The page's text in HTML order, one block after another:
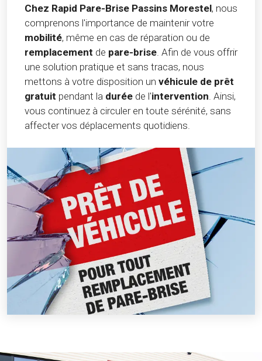
Chez Rapid Pare-Brise Passins Morestel, nous
comprenons l'importance de maintenir votre
mobilité, même en cas de réparation ou de
remplacement de pare-brise. Afin de vous offrir
une solution pratique et sans tracas, nous
mettons à votre disposition un véhicule de prêt
gratuit pendant la durée de l'intervention. Ainsi,
vous continuez à circuler en toute sérénité, sans
affecter vos déplacements quotidiens.